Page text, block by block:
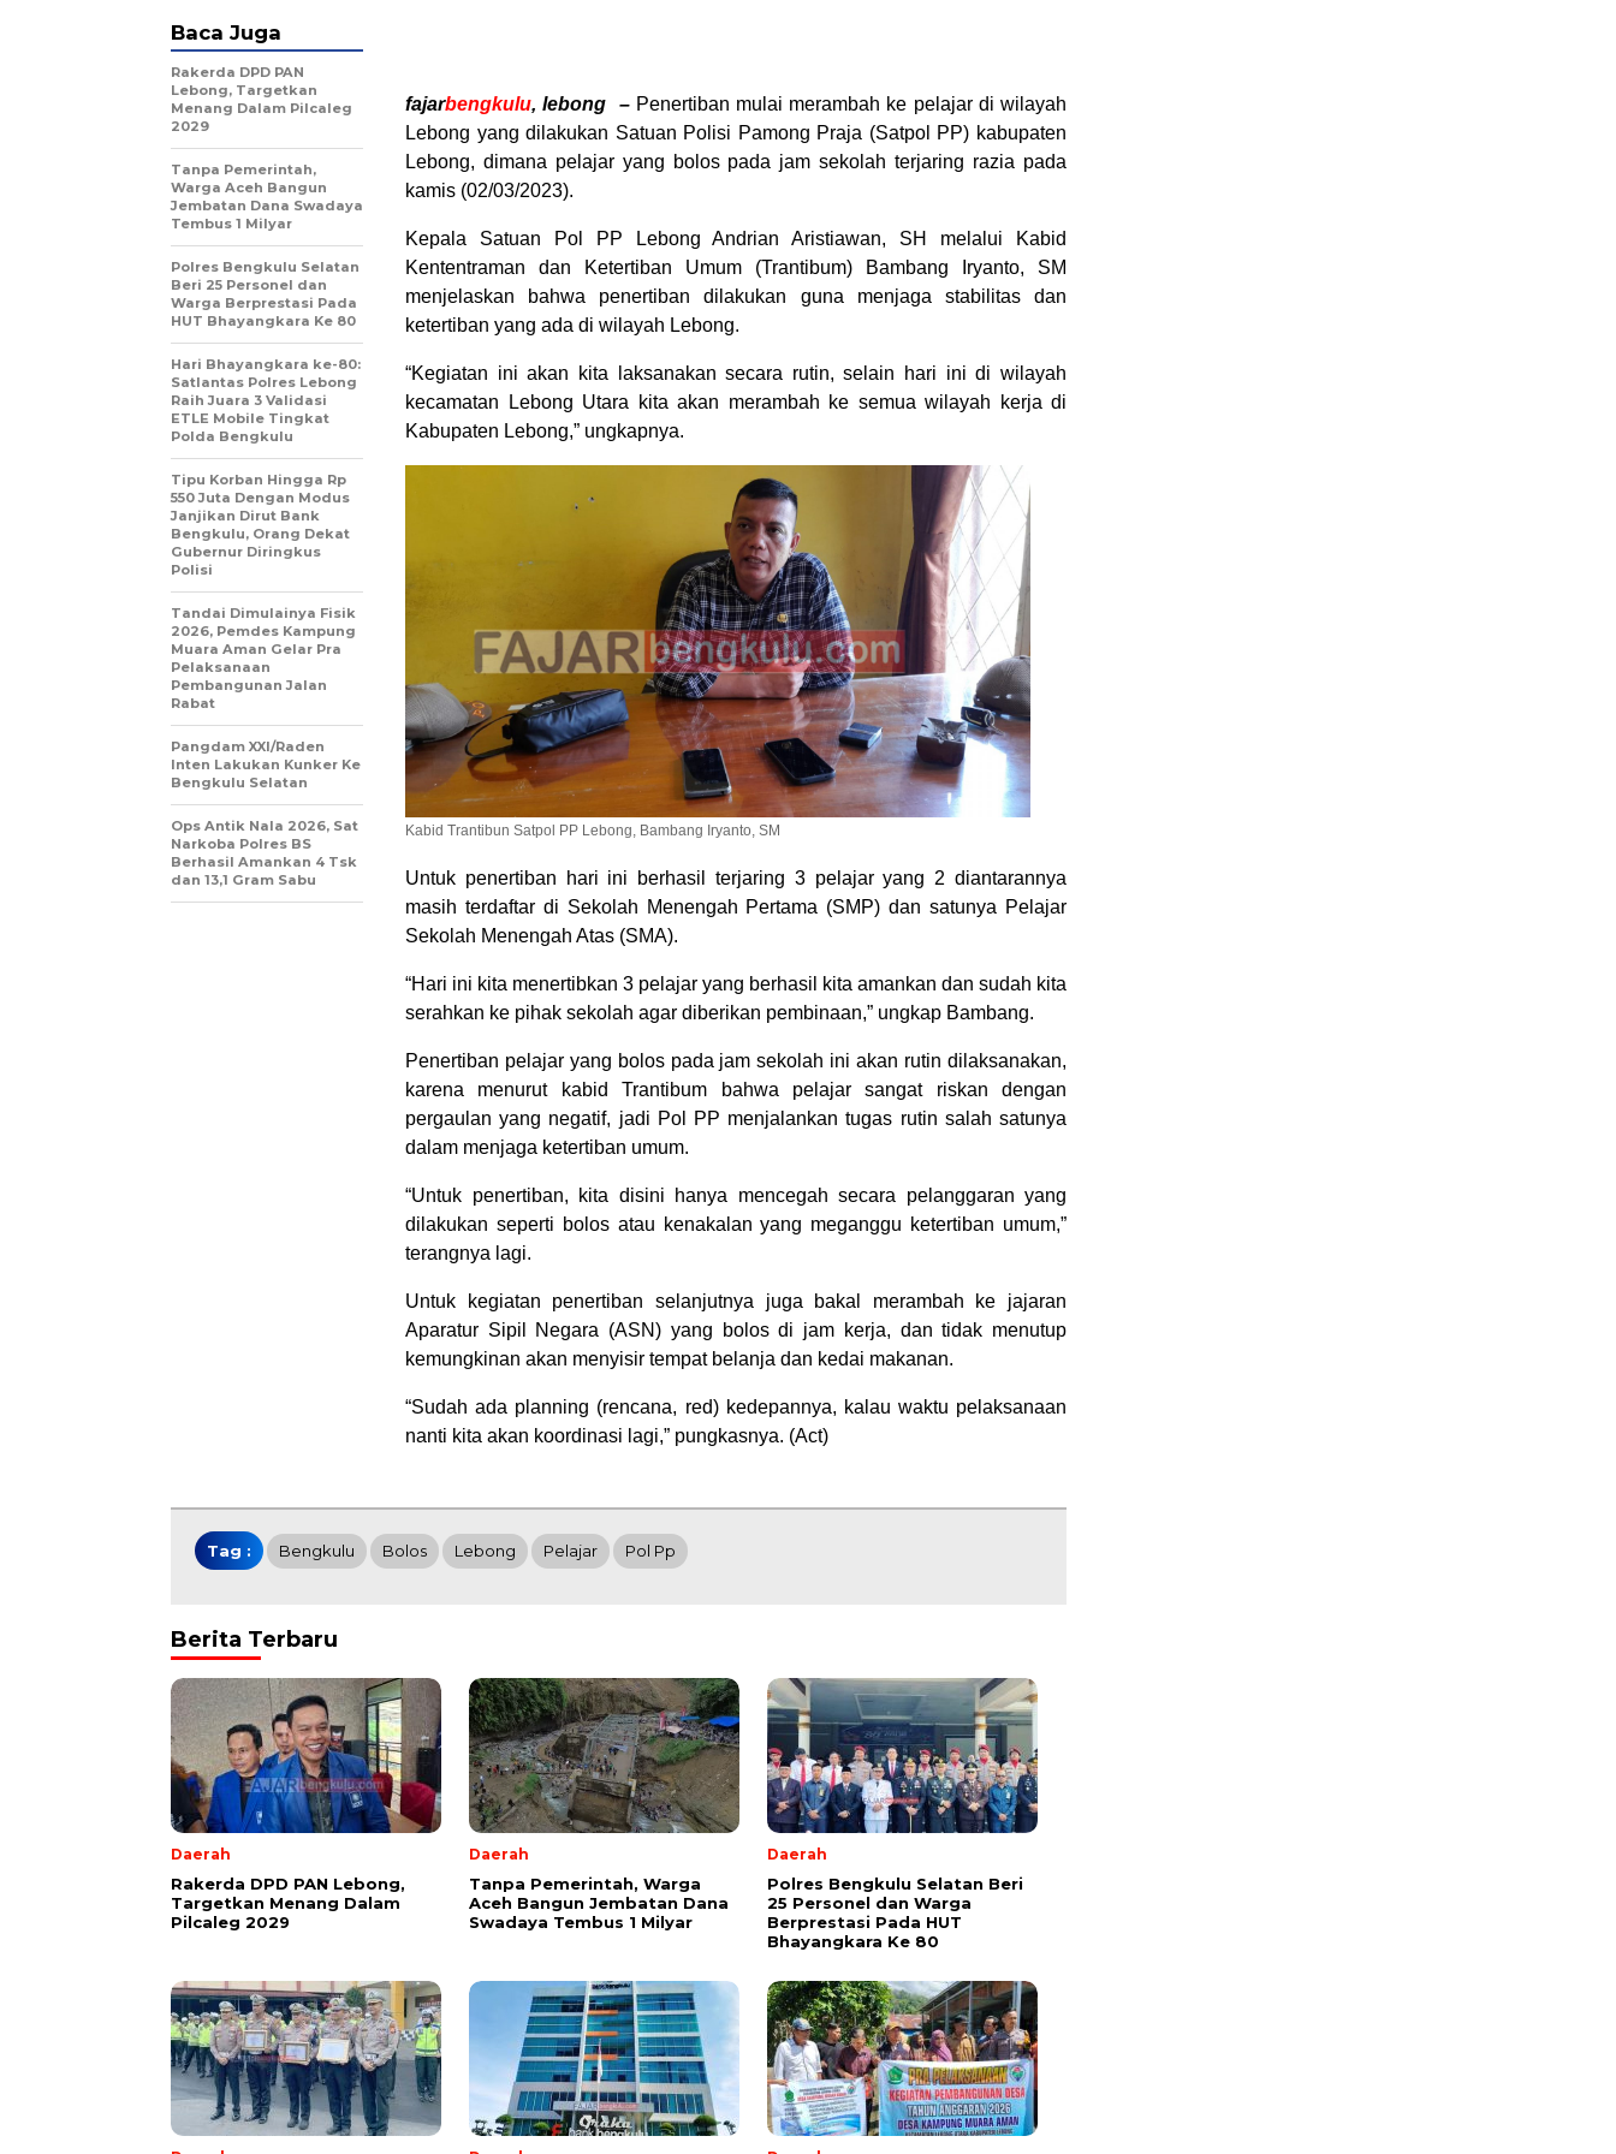
fajarbengkulu, lebong –Penertiban mulai merambah ke pelajar di wilayah
Lebong yang dilakukan Satuan Polisi Pamong Praja (Satpol PP) kabupaten
Lebong, dimana pelajar yang bolos pada jam sekolah terjaring razia pada
kamis (02/03/2023).
Kepala Satuan Pol PP Lebong Andrian Aristiawan, SH melalui Kabid
Kententraman dan Ketertiban Umum (Trantibum) Bambang Iryanto, SM
menjelaskan bahwa penertiban dilakukan guna menjaga stabilitas dan
ketertiban yang ada di wilayah Lebong.
“Kegiatan ini akan kita laksanakan secara rutin, selain hari ini di wilayah
kecamatan Lebong Utara kita akan merambah ke semua wilayah kerja di
Kabupaten Lebong,” ungkapnya.
Kabid Trantibun Satpol PP Lebong, Bambang Iryanto, SM
Untuk penertiban hari ini berhasil terjaring 3 pelajar yang 2 diantarannya
masih terdaftar di Sekolah Menengah Pertama (SMP) dan satunya Pelajar
Sekolah Menengah Atas (SMA).
“Hari ini kita menertibkan 3 pelajar yang berhasil kita amankan dan sudah kita
serahkan ke pihak sekolah agar diberikan pembinaan,” ungkap Bambang.
Penertiban pelajar yang bolos pada jam sekolah ini akan rutin dilaksanakan,
karena menurut kabid Trantibum bahwa pelajar sangat riskan dengan
pergaulan yang negatif, jadi Pol PP menjalankan tugas rutin salah satunya
dalam menjaga ketertiban umum.
“Untuk penertiban, kita disini hanya mencegah secara pelanggaran yang
dilakukan seperti bolos atau kenakalan yang meganggu ketertiban umum,”
terangnya lagi.
Untuk kegiatan penertiban selanjutnya juga bakal merambah ke jajaran
Aparatur Sipil Negara (ASN) yang bolos di jam kerja, dan tidak menutup
kemungkinan akan menyisir tempat belanja dan kedai makanan.
“Sudah ada planning (rencana, red) kedepannya, kalau waktu pelaksanaan
nanti kita akan koordinasi lagi,” pungkasnya. (Act)
Baca Juga
Rakerda DPD PAN
Lebong, Targetkan
Menang Dalam Pilcaleg
2029
Tanpa Pemerintah,
Warga Aceh Bangun
Jembatan Dana Swadaya
Tembus 1 Milyar
Polres Bengkulu Selatan
Beri 25 Personel dan
Warga Berprestasi Pada
HUT Bhayangkara Ke 80
Hari Bhayangkara ke-80:
Satlantas Polres Lebong
Raih Juara 3 Validasi
ETLE Mobile Tingkat
Polda Bengkulu
Tipu Korban Hingga Rp
550 Juta Dengan Modus
Janjikan Dirut Bank
Bengkulu, Orang Dekat
Gubernur Diringkus
Polisi
Tandai Dimulainya Fisik
2026, Pemdes Kampung
Muara Aman Gelar Pra
Pelaksanaan
Pembangunan Jalan
Rabat
Pangdam XXI/Raden
Inten Lakukan Kunker Ke
Bengkulu Selatan
Ops Antik Nala 2026, Sat
Narkoba Polres BS
Berhasil Amankan 4 Tsk
dan 13,1 Gram Sabu
Tag : Bengkulu Bolos Lebong Pelajar Pol Pp
Berita Terbaru
Daerah
Rakerda DPD PAN Lebong,
Targetkan Menang Dalam
Pilcaleg 2029
Daerah
Tanpa Pemerintah, Warga
Aceh Bangun Jembatan Dana
Swadaya Tembus 1 Milyar
Daerah
Polres Bengkulu Selatan Beri
25 Personel dan Warga
Berprestasi Pada HUT
Bhayangkara Ke 80